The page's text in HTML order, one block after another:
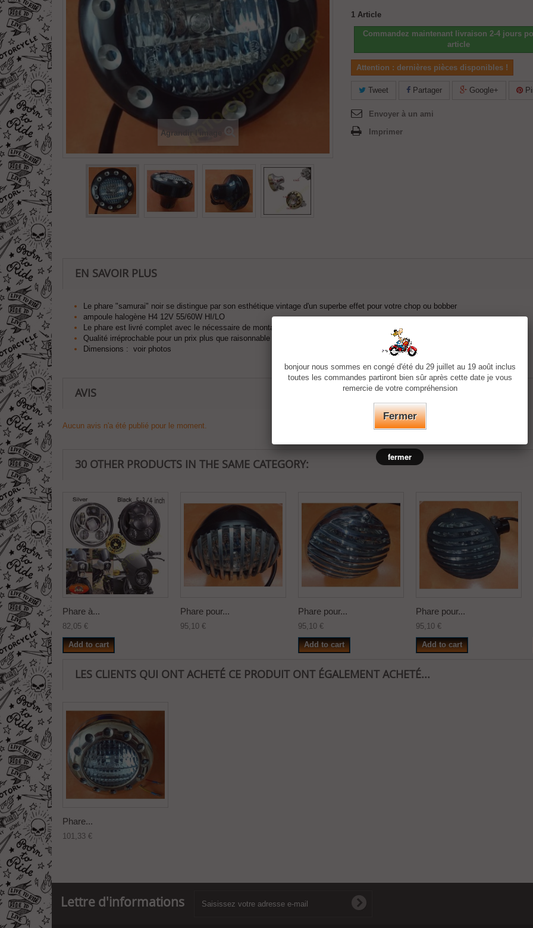
Agrandir l'image
1 Article
Commandez maintenant livraison 2-4 jours
article
Attention : dernières pièces disponibles !
Tweet Partager Google+
Envoyer à un ami
Imprimer
EN SAVOIR PLUS
Le phare "samurai" noir se distingue par son esthétique vintage d'un superbe effet pour votre chop ou bobber
ampoule halogène H4 12V 55/60W HI/LO
Le phare est livré complet avec le nécessaire de montage sur votre té de fourche.
Qualité irréprochable pour un prix plus que raisonnable
Dimensions : voir photos
AVIS
Aucun avis n'a été publié pour le moment.
30 OTHER PRODUCTS IN THE SAME CATEGORY:
Phare à...
82,05 €
Add to cart
Phare pour...
95,10 €
Phare pour...
95,10 €
Add to cart
Phare pour...
95,10 €
Add to cart
LES CLIENTS QUI ONT ACHETÉ CE PRODUIT ONT ÉGALEMENT ACHETÉ...
Phare...
101,33 €
Lettre d'informations
bonjour nous sommes en congé d'été du 29 juillet au 19 août inclus
toutes les commandes partiront bien sûr après cette date je vous
remercie de votre compréhension
Fermer
fermer